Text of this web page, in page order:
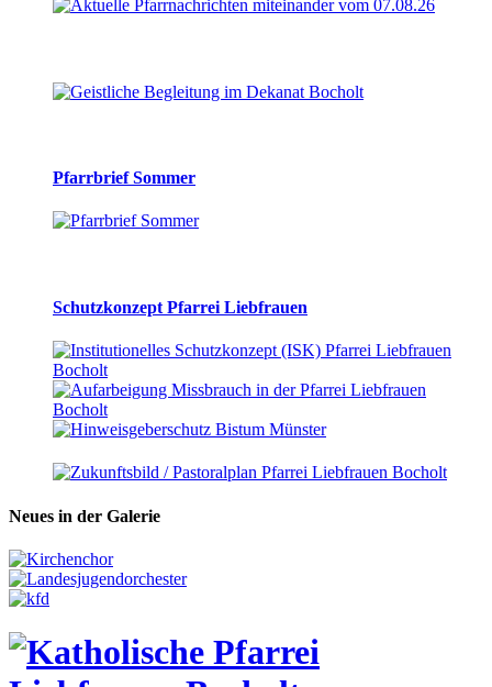
Pfarrbrief Sommer
Schutzkonzept Pfarrei Liebfrauen
Neues in der Galerie